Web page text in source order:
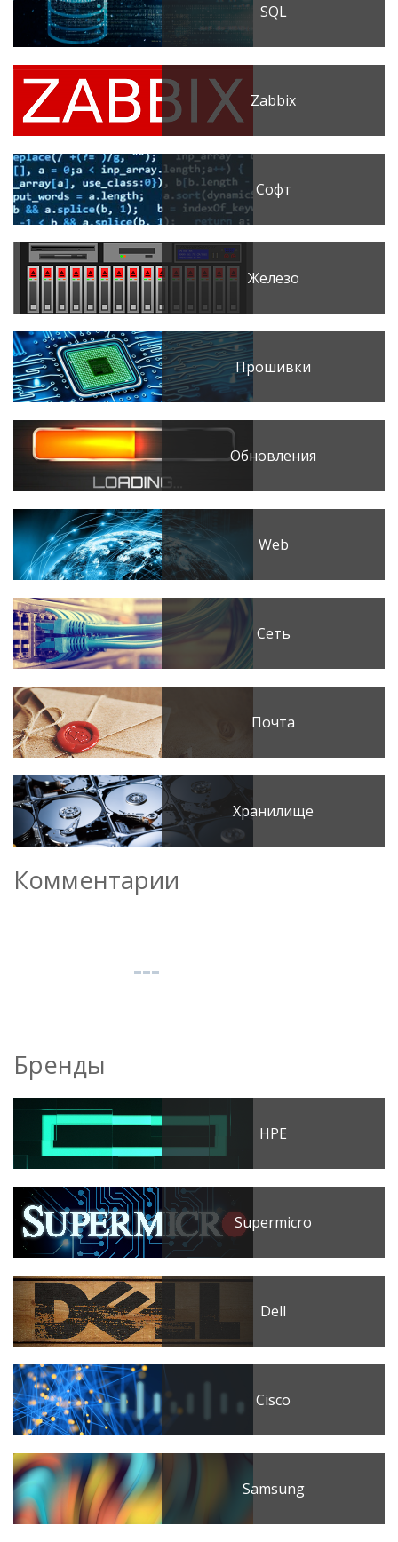
SQL
Zabbix
Софт
Железо
Прошивки
Обновления
Web
Сеть
Почта
Хранилище
Комментарии
Бренды
HPE
Supermicro
Dell
Cisco
Samsung